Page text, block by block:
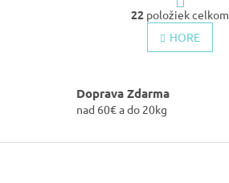
O
v
r
á
n
k
22 položiek celkom
HORE
Doprava Zdarma
nad 60€ a do 20kg